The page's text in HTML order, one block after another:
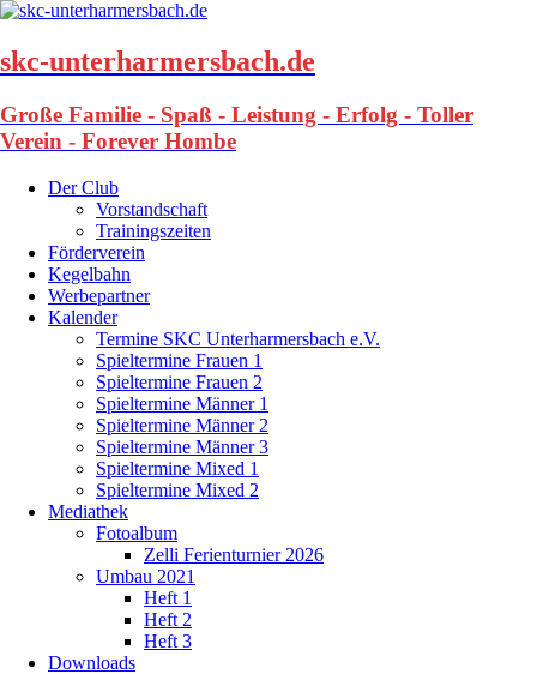
skc-unterharmersbach.de
Große Familie - Spaß - Leistung - Erfolg - Toller
Verein - Forever Hombe
Der Club
Vorstandschaft
Trainingszeiten
Förderverein
Kegelbahn
Werbepartner
Kalender
Termine SKC Unterharmersbach e.V.
Spieltermine Frauen 1
Spieltermine Frauen 2
Spieltermine Männer 1
Spieltermine Männer 2
Spieltermine Männer 3
Spieltermine Mixed 1
Spieltermine Mixed 2
Mediathek
Fotoalbum
Zelli Ferienturnier 2026
Umbau 2021
Heft 1
Heft 2
Heft 3
Downloads